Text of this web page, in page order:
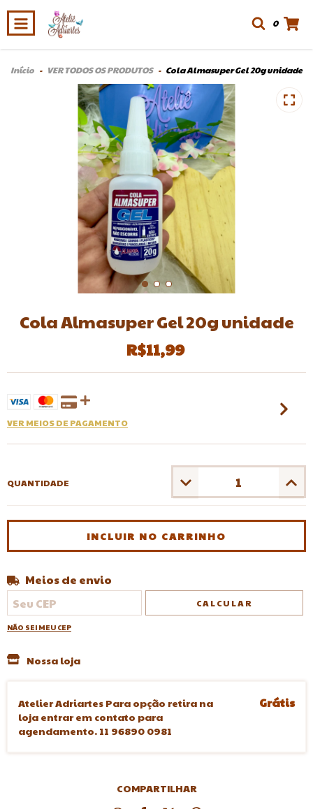
0
Início - VER TODOS OS PRODUTOS - Cola Almasuper Gel 20g unidade
Cola Almasuper Gel 20g unidade
R$11,99
VER MEIOS DE PAGAMENTO
QUANTIDADE
Entregas para o CEP:
Meios de envio
CALCULAR
NÃO SEI MEU CEP
Nossa loja
Atelier Adriartes Para opção retira na
loja entrar em contato para
agendamento. 11 96890 0981
Grátis
COMPARTILHAR